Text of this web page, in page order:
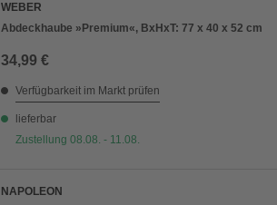
WEBER
Abdeckhaube »Premium«, BxHxT: 77 x 40 x 52 cm
34,99 €
Verfügbarkeit im Markt prüfen
lieferbar
Zustellung 08.08. - 11.08.
NAPOLEON